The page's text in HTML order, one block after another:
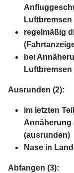
regelmäßig
bei
Ausrunden (2):
im letzten
Annäherung
(ausrunden)
Nase in
Abfangen (3):